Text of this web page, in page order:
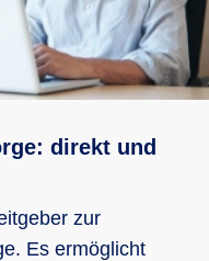
direkt und
zur
Es ermöglicht